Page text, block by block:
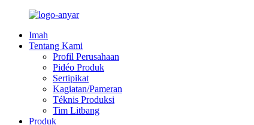
Imah
Tentang Kami
Profil Perusahaan
Pidéo Produk
Sertipikat
Kagiatan/Pameran
Téknis Produksi
Tim Litbang
Produk